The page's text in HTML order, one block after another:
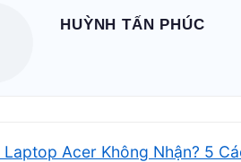
cứ loa rè là phải thay.
loa yếu dần
HUỲNH TẤN PHÚC
Laptop Acer Không Nhận? 5